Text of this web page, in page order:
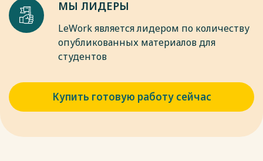
МЫ ЛИДЕРЫ
LeWork является лидером по количеству
опубликованных материалов для
студентов
Купить готовую работу сейчас